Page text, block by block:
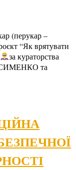
(перукар –
“Як врятувати
за кураторства
та